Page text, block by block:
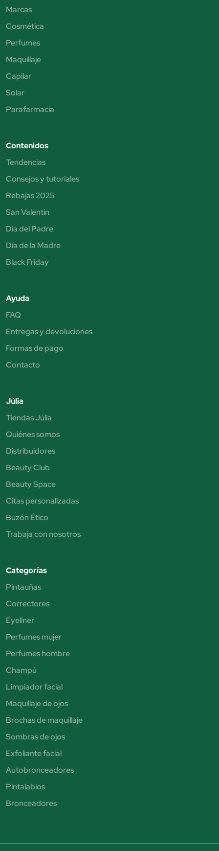
Marcas
Cosmética
Perfumes
Maquillaje
Capilar
Solar
Parafarmacia
Contenidos
Tendencias
Consejos y tutoriales
Rebajas 2025
San Valentín
Día del Padre
Día de la Madre
Black Friday
Ayuda
FAQ
Entregas y devoluciones
Formas de pago
Contacto
Júlia
Tiendas Júlia
Quiénes somos
Distribuidores
Beauty Club
Beauty Space
Citas personalizadas
Buzón Ético
Trabaja con nosotros
Categorías
Pintauñas
Correctores
Eyeliner
Perfumes mujer
Perfumes hombre
Champú
Limpiador facial
Maquillaje de ojos
Brochas de maquillaje
Sombras de ojos
Exfoliante facial
Autobronceadores
Pintalabios
Bronceadores